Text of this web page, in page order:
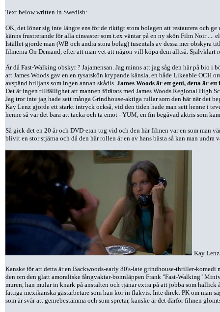
Text below written in Swedish:
OK, det lönar sig inte längre ens för de riktigt stora bolagen att restaurera och
känns frustrerande för alla cineaster som t.ex väntar på en ny skön Film Noir ....
Istället gjorde man (WB och andra stora bolag) tusentals av dessa mer
filmerna On Demand, efter att man vet att någon vill köpa dem alltså. Självklart
Är då Fast-Walking obskyr ? Jajamensan. Jag minns att jag såg den här på bio i
att James Woods gav en en rysarskön krypande känsla, en både Likeable
avspänd briljans som ingen annan skådis. James Woods är ett geni, detta är
Det är ingen tillfällighet att mannen förärats med James Woods Regional High
Jag tror inte jag hade sett många Grindhouse-aktiga rullar som den här när det
Kay Lenz gjorde ett starkt intryck också, vid den tiden hade man sett henne i
henne så var det bara att tacka och ta emot - YUM, en fin begåvad aktris som
Så gick det en 20 år och DVD-eran tog vid och den här filmen var en som man
blivit en stor stjärna och då den här rollen är en av hans bästa så kan man
Kay Lenz
Kanske för att detta är en Backwoods-early 80's-late grindhouse-thriller-
den om den glatt amoraliske fångvaktar-bonnläppen Frank "Fast-Walking"
muren, han mular in knark på anstalten och tjänar extra på att jobba som
fattiga mexikanska gästarbetare som han kör in flakvis. Inte direkt PK om man
som är svår att genrebestämma och som spretar, kanske är det därför filmen